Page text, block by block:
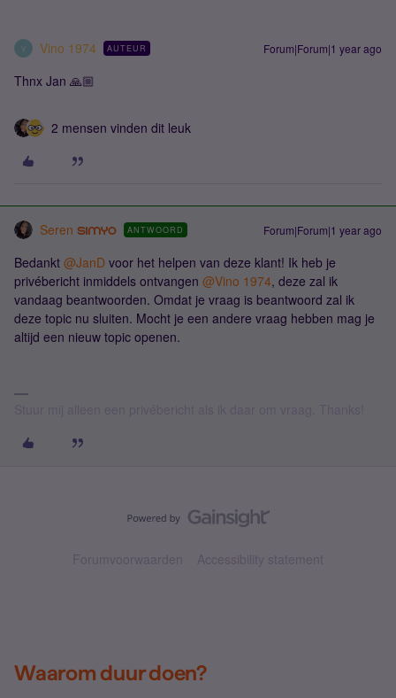
V Vino 1974 AUTEUR Forum|Forum|1 year ago
Thnx Jan 🙏🏼
2 mensen vinden dit leuk
Seren ANTWOORD Forum|Forum|1 year ago
Bedankt ​ @JanD voor het helpen van deze klant! Ik heb je
privébericht inmiddels ontvangen ​ @Vino 1974, deze zal ik
vandaag beantwoorden. Omdat je vraag is beantwoord zal ik
deze topic nu sluiten. Mocht je een andere vraag hebben mag je
altijd een nieuw topic openen.
Forumvoorwaarden Accessibility statement
Waarom duur doen?